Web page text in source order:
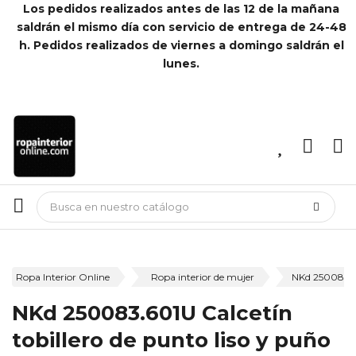
Los pedidos realizados antes de las 12 de la mañana
saldrán el mismo día con servicio de entrega de 24-48
h. Pedidos realizados de viernes a domingo saldrán el
lunes.
Ropa Interior Online Ropa interior de mujer NKd
NKd 250083.601U Calcetín
tobillero de punto liso y puño